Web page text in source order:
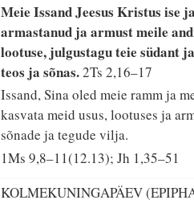
Meie Issand Jeesus Kristus ise
armastanud ja armust meile
lootuse, julgustagu teie südant
teos ja sõnas.2Ts 2,16–17
Issand, Sina oled meie ramm ja
kasvata meid usus, lootuses ja
sõnade ja tegude vilja.
1Ms 9,8–11(12.13); Jh 1,35–51
KOLMEKUNINGAPÄEV